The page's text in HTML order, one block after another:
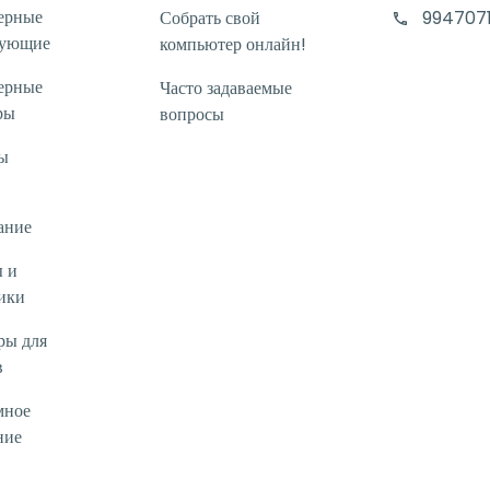
и
для
Собрать свой
компьютер онлайн!
Часто задаваемые
вопросы